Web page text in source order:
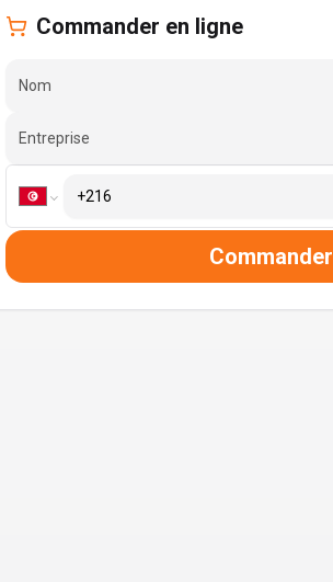
Commander en ligne
Nom
Entreprise
Commander